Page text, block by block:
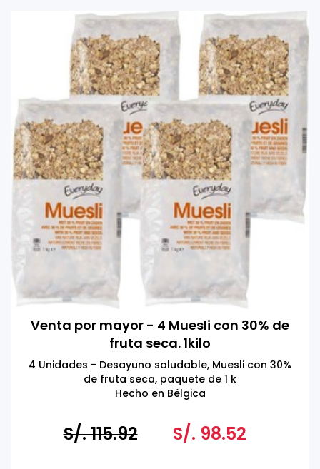
Venta por mayor - 4 Muesli con 30% de
fruta seca. 1kilo
4 Unidades - Desayuno saludable, Muesli con 30%
de fruta seca, paquete de 1 k
Hecho en Bélgica
S/. 115.92 S/. 98.52